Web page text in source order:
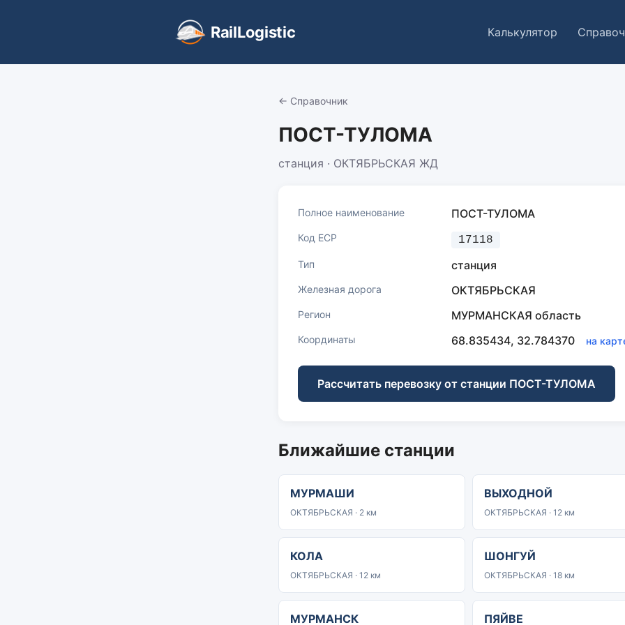
RailLogistic Калькулятор
← Справочник
ПОСТ-ТУЛОМА
станция · ОКТЯБРЬСКАЯ ЖД
Полное наименование ПОСТ-ТУЛОМА
Код ЕСР 17118
Тип станция
Железная дорога ОКТЯБРЬСКАЯ
Регион МУРМАНСКАЯ область
Координаты 68.835434, 32.784370 на
Рассчитать перевозку от станции ПОСТ-ТУЛОМА
Ближайшие станции
МУРМАШИ
ОКТЯБРЬСКАЯ · 2 км
ВЫХОДНОЙ
ОКТЯБРЬСКАЯ · 12 км
КОЛА
ОКТЯБРЬСКАЯ · 12 км
ШОНГУЙ
ОКТЯБРЬСКАЯ · 18 км
МУРМАНСК ПЯЙВЕ